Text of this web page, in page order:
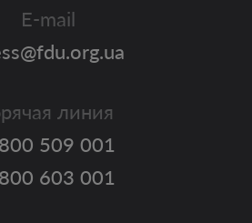
E-mail
линия
509 001
603 001